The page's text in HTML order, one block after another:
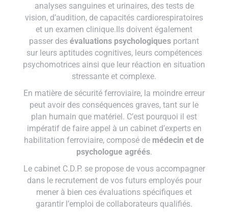
analyses sanguines et urinaires, des tests de
vision, d’audition, de capacités cardiorespiratoires
et un examen clinique.Ils doivent également
passer des évaluations psychologiques portant
sur leurs aptitudes cognitives, leurs compétences
psychomotrices ainsi que leur réaction en situation
stressante et complexe.
En matière de sécurité ferroviaire, la moindre erreur
peut avoir des conséquences graves, tant sur le
plan humain que matériel. C’est pourquoi il est
impératif de faire appel à un cabinet d’experts en
habilitation ferroviaire, composé de médecin et de
psychologue agréés.
Le cabinet C.D.P. se propose de vous accompagner
dans le recrutement de vos futurs employés pour
mener à bien ces évaluations spécifiques et
garantir l’emploi de collaborateurs qualifiés.